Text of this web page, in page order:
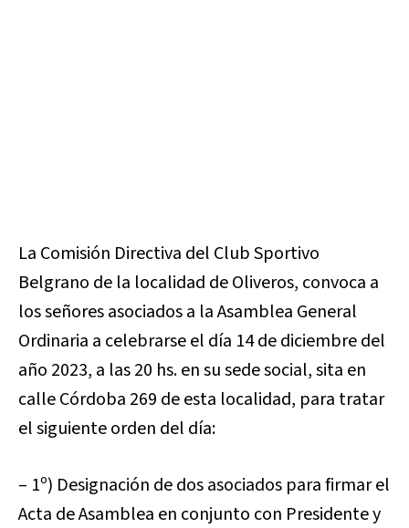
La Comisión Directiva del Club Sportivo
Belgrano de la localidad de Oliveros, convoca a
los señores asociados a la Asamblea General
Ordinaria a celebrarse el día 14 de diciembre del
año 2023, a las 20 hs. en su sede social, sita en
calle Córdoba 269 de esta localidad, para tratar
el siguiente orden del día:
– 1º) Designación de dos asociados para firmar el
Acta de Asamblea en conjunto con Presidente y